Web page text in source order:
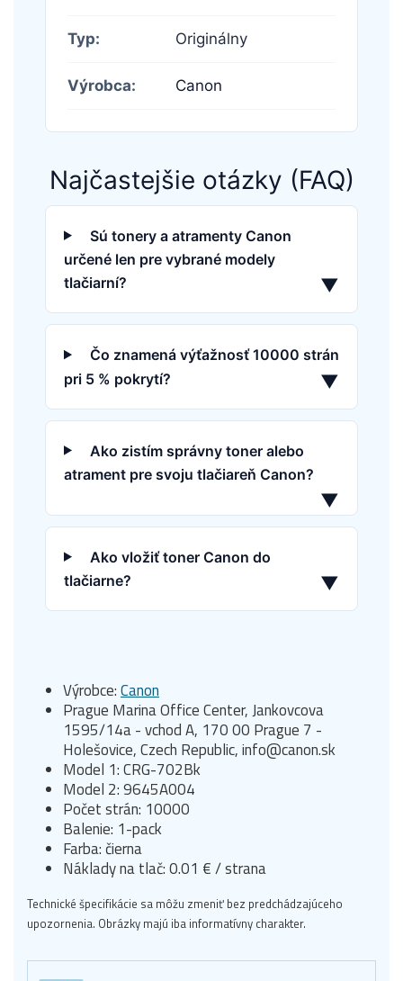
Typ: Originálny
Výrobca: Canon
Najčastejšie otázky (FAQ)
Sú tonery a atramenty Canon
určené len pre vybrané modely
tlačiarní?
▼
Čo znamená výťažnosť 10000 strán
pri 5 % pokrytí?
▼
Ako zistím správny toner alebo
atrament pre svoju tlačiareň Canon?
▼
Ako vložiť toner Canon do
tlačiarne?
▼
Výrobce:Canon
Prague Marina Office Center, Jankovcova
1595/14a - vchod A, 170 00 Prague 7 -
Holešovice, Czech Republic, info@canon.sk
Model 1: CRG-702Bk
Model 2: 9645A004
Počet strán: 10000
Balenie: 1-pack
Farba: čierna
Náklady na tlač: 0.01 € / strana
Technické špecifikácie sa môžu zmeniť bez predchádzajúceho
upozornenia. Obrázky majú iba informatívny charakter.